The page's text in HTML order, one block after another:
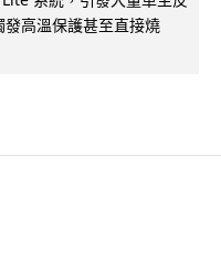
高溫保護甚至直接燒